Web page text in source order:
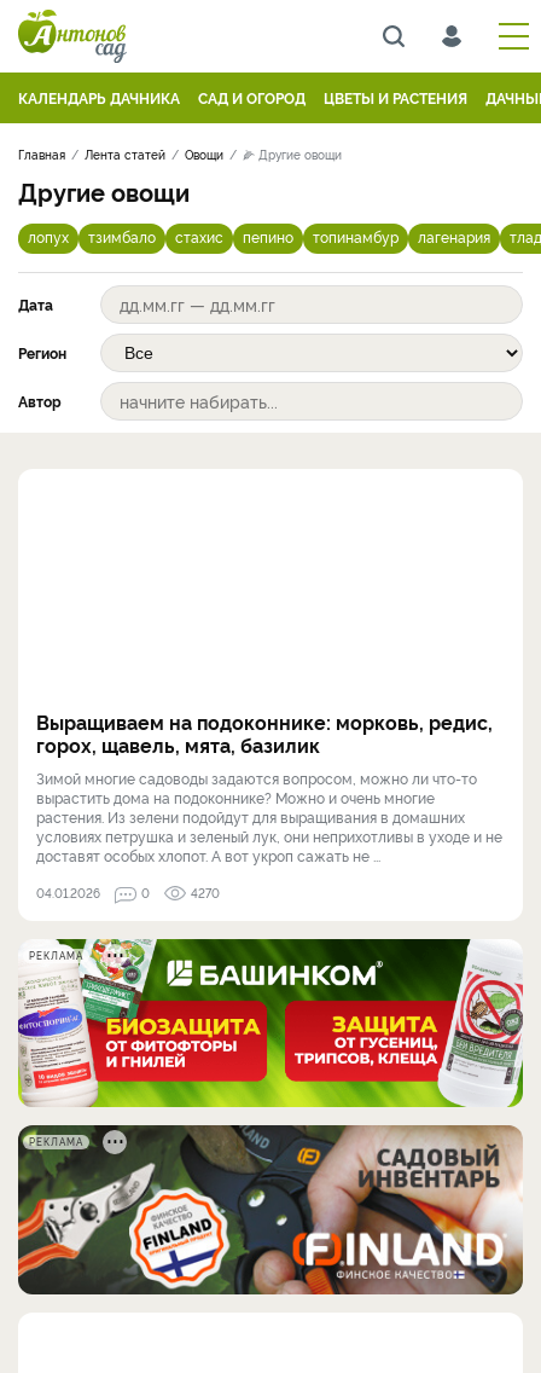
КАЛЕНДАРЬ ДАЧНИКА САД И ОГОРОД ЦВЕТЫ И РАСТЕНИЯ
Главная Лента статей Овощи 🌽 Другие овощи
Другие овощи
лопух тзимбало стахис пепино топинамбур лагенария
Дата
Регион
Автор
Выращиваем на подоконнике: морковь, редис,
горох, щавель, мята, базилик
Зимой многие садоводы задаются вопросом, можно ли что-то
вырастить дома на подоконнике? Можно и очень многие
растения. Из зелени подойдут для выращивания в домашних
условиях петрушка и зеленый лук, они неприхотливы в уходе и не
доставят особых хлопот. А вот укроп сажать не ...
04.01.2026 0 4270
РЕКЛАМА
РЕКЛАМА